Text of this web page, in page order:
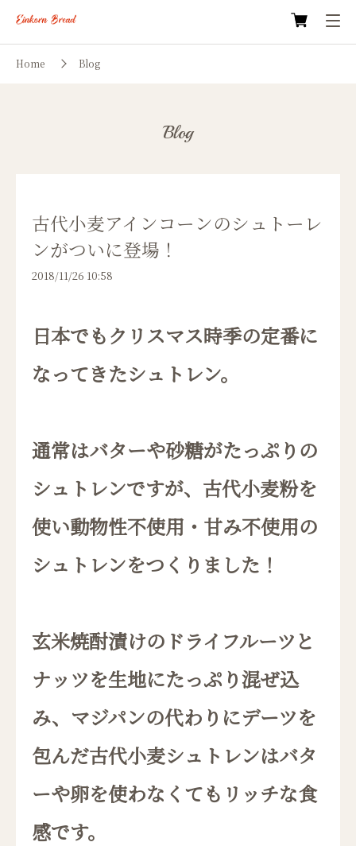
Home Blog
Blog
古代小麦アインコーンのシュトーレ
ンがついに登場！
2018/11/26 10:58
日本でもクリスマス時季の定番に
なってきたシュトレン。
通常はバターや砂糖がたっぷりの
シュトレンですが、古代小麦粉を
使い動物性不使用・甘み不使用の
シュトレンをつくりました！
玄米焼酎漬けのドライフルーツと
ナッツを生地にたっぷり混ぜ込
み、マジパンの代わりにデーツを
包んだ古代小麦シュトレンはバタ
ーや卵を使わなくてもリッチな食
感です。